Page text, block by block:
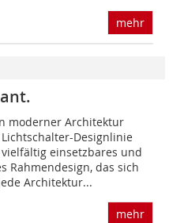
mehr
moderner Architektur
Designlinie
einsetzbares und
Rahmendesign, das sich
Architektur...
mehr